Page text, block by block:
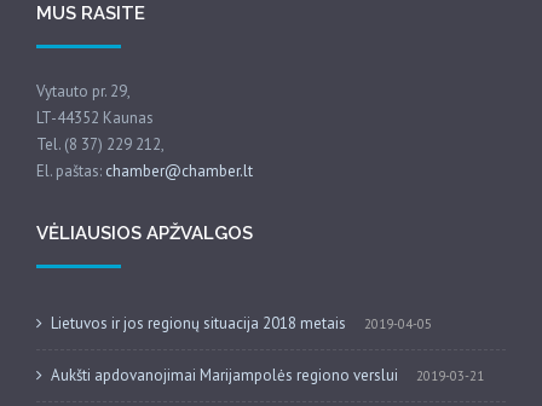
MUS RASITE
Vytauto pr. 29,
LT-44352 Kaunas
Tel. (8 37) 229 212,
El. paštas: chamber@chamber.lt
VĖLIAUSIOS APŽVALGOS
Lietuvos ir jos regionų situacija 2018 metais 2019-04-05
Aukšti apdovanojimai Marijampolės regiono verslui 2019-03-21